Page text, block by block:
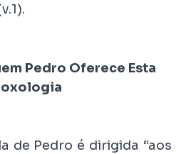
Pedro Oferece Esta
de Pedro é dirigida “aos